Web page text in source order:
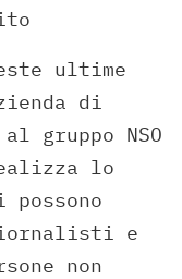
ultime
di
gruppo NSO
lo
e
non